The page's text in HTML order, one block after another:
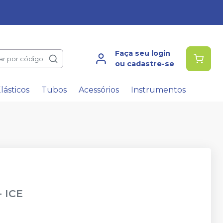
por código
Faça seu login
ou cadastre-se
Tubos Acessórios Instrumentos
ICE